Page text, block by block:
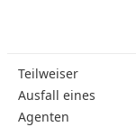
Teilweiser
Ausfall eines
Agenten